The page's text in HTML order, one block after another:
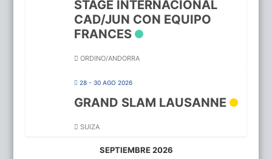
STAGE INTERNACIONAL
CAD/JUN CON EQUIPO
FRANCES
ORDINO/ANDORRA
28 - 30 AGO 2026
GRAND SLAM LAUSANNE
SUIZA
SEPTIEMBRE 2026